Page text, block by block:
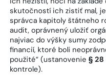
skutočností ich zistiť mal,
správca kapitoly štátneho
audit, oprávnený uložiť
najviac do výšky sumy
financií, ktoré boli
použité“ (ustanovenie § 28
kontrole).